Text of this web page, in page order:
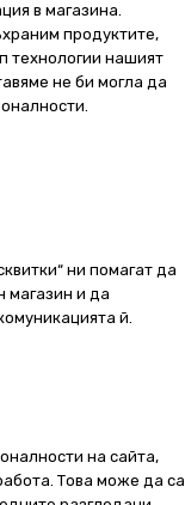
в магазина.
продуктите,
технологии нашият
не би могла да
ни помагат да
магазин и да
й.
на сайта,
Това може да са